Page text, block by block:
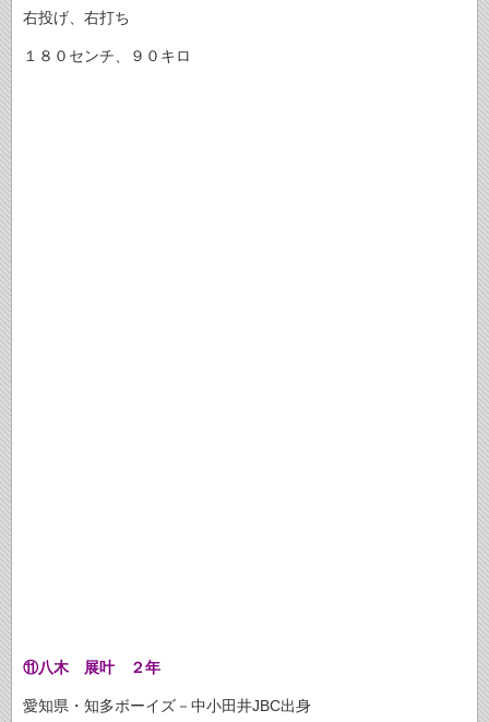
右投げ、右打ち
１８０センチ、９０キロ
⑪八木 展叶 ２年
愛知県・知多ボーイズ－中小田井JBC出身